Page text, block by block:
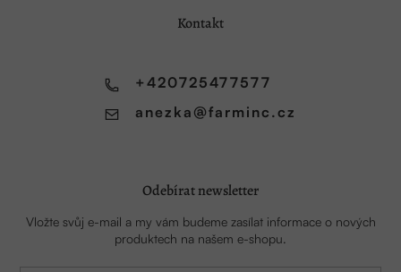
Kontakt
anezka @farminc.cz
+420725477577
Odebírat newsletter
Vložte svůj e-mail a my vám budeme zasílat informace o nových
produktech na našem e-shopu.